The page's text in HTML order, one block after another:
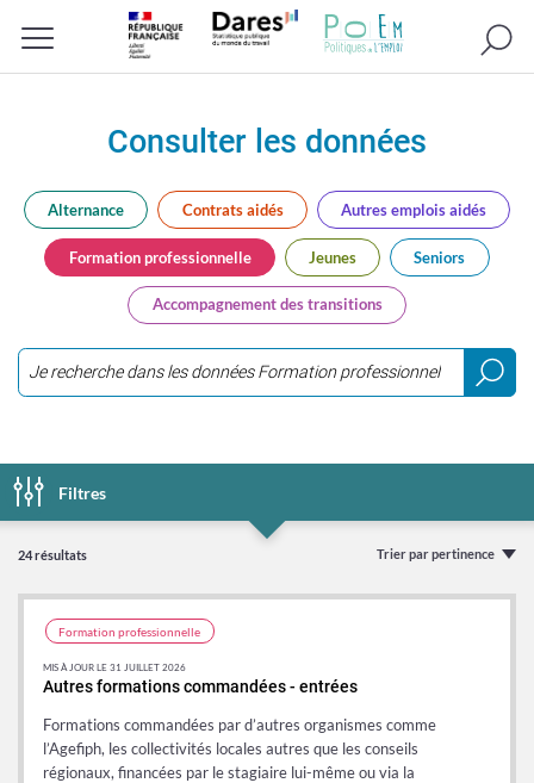
Consulter les données
Alternance Contrats aidés Autres emplois aidés
Formation professionnelle Jeunes Seniors
Accompagnement des transitions
ou
plus...
Filtres
24 résultats Trier par pertinence
Autres formations commandées - entrées
Formations commandées par d’autres organismes comme
l’Agefiph, les collectivités locales autres que les conseils
régionaux, financées par le stagiaire lui-même ou via la
Formation professionnelle
MIS À JOUR LE 31 JUILLET 2026